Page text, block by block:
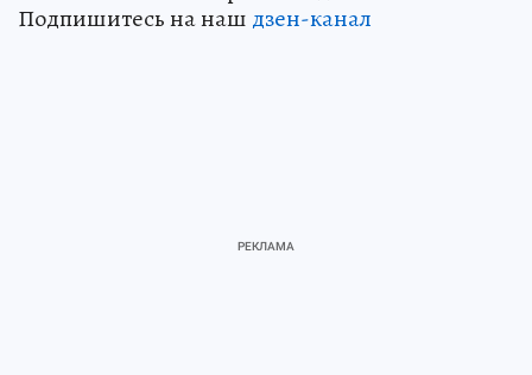
Подпишитесь на наш дзен-канал